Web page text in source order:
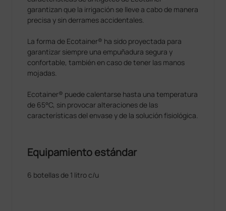
garantizan que la irrigación se lleve a cabo de manera
precisa y sin derrames accidentales.
La forma de Ecotainer® ha sido proyectada para
garantizar siempre una empuñadura segura y
confortable, también en caso de tener las manos
mojadas.
Ecotainer® puede calentarse hasta una temperatura
de 65°C, sin provocar alteraciones de las
características del envase y de la solución fisiológica.
Equipamiento estándar
6 botellas de 1 litro c/u